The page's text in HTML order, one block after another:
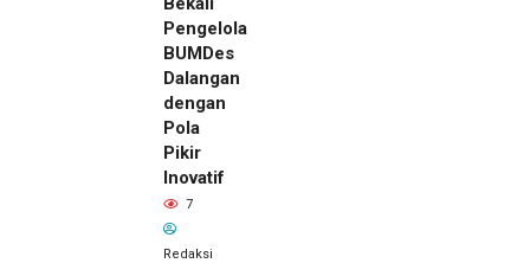
Pengelola
BUMDes
Dalangan
dengan
Pola
Pikir
Inovatif
7
Redaksi
Pemilik
Royal
Phone